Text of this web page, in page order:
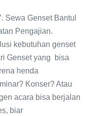
Sewa Genset Bantul
Pengajian.
kebutuhan genset
Genset yang bisa
henda
Konser? Atau
acara bisa berjalan
biar